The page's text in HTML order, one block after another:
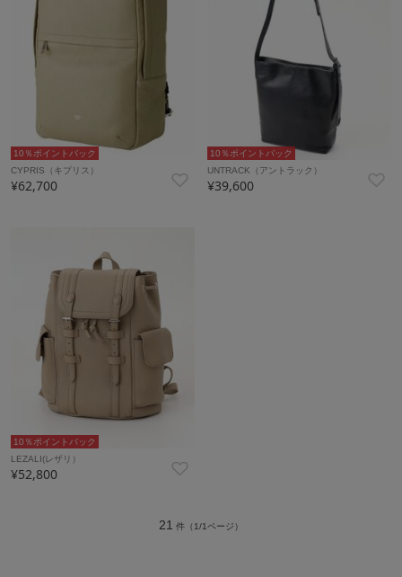
10％ポイントバック
CYPRIS（キプリス）
¥62,700
10％ポイントバック
UNTRACK（アントラック）
¥39,600
10％ポイントバック
LEZALI(レザリ）
¥52,800
21 件（1/1ページ）